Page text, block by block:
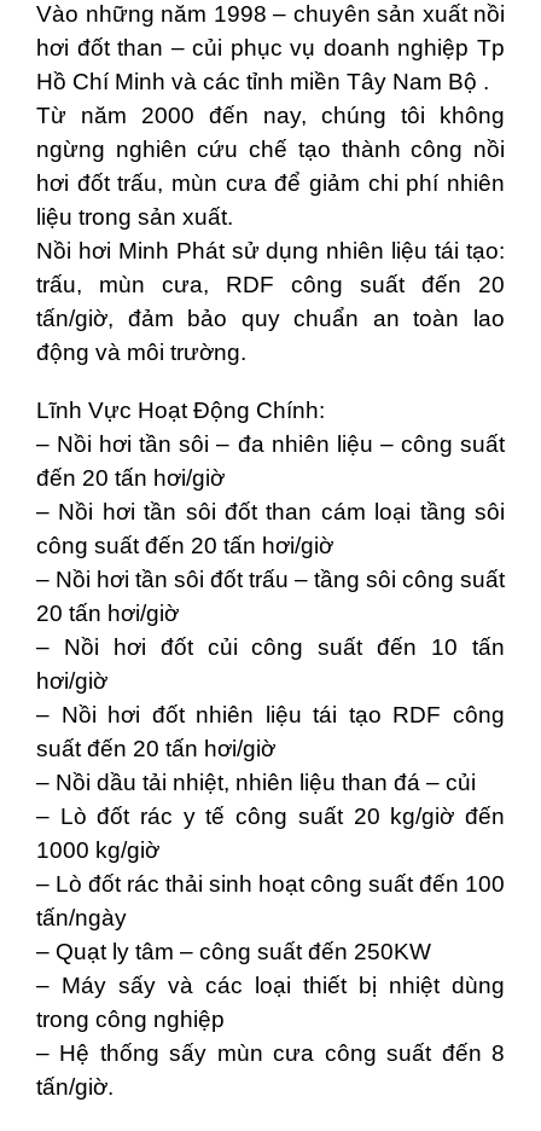
Vào những năm 1998 – chuyên sản xuất nồi
hơi đốt than – củi phục vụ doanh nghiệp Tp
Hồ Chí Minh và các tỉnh miền Tây Nam Bộ .
Từ năm 2000 đến nay, chúng tôi không
ngừng nghiên cứu chế tạo thành công nồi
hơi đốt trấu, mùn cưa để giảm chi phí nhiên
liệu trong sản xuất.
Nồi hơi Minh Phát sử dụng nhiên liệu tái tạo:
trấu, mùn cưa, RDF công suất đến 20
tấn/giờ, đảm bảo quy chuẩn an toàn lao
động và môi trường.
Lĩnh Vực Hoạt Động Chính:
– Nồi hơi tần sôi – đa nhiên liệu – công suất
đến 20 tấn hơi/giờ
– Nồi hơi tần sôi đốt than cám loại tầng sôi
công suất đến 20 tấn hơi/giờ
– Nồi hơi tần sôi đốt trấu – tầng sôi công suất
20 tấn hơi/giờ
– Nồi hơi đốt củi công suất đến 10 tấn
hơi/giờ
– Nồi hơi đốt nhiên liệu tái tạo RDF công
suất đến 20 tấn hơi/giờ
– Nồi dầu tải nhiệt, nhiên liệu than đá – củi
– Lò đốt rác y tế công suất 20 kg/giờ đến
1000 kg/giờ
– Lò đốt rác thải sinh hoạt công suất đến 100
tấn/ngày
– Quạt ly tâm – công suất đến 250KW
– Máy sấy và các loại thiết bị nhiệt dùng
trong công nghiệp
– Hệ thống sấy mùn cưa công suất đến 8
tấn/giờ.